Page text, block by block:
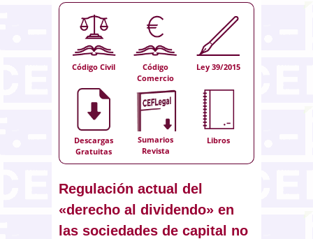
Código Civil
Código
Comercio
Ley 39/2015
Descargas
Gratuitas
Sumarios
Revista
Libros
Regulación actual del
«derecho al dividendo» en
las sociedades de capital no